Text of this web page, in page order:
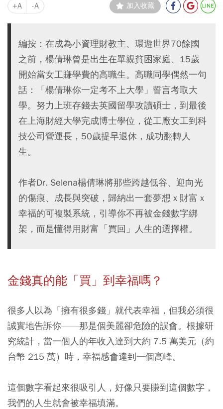
+A -A 加入收藏
編按：在成為小資理財教主、環遊世界70餘國
之前，楊倩琳曾是出生在單親貧困家庭、15歲
開始當女工賺學費的高職生。高職同學偶然一句
話：「楊倩琳你一定考不上大學」誓言考取大
學。努力上班存錢去英國留學攻讀碩士，到最後
在上海財經大學完成博士學位，從工廠女工到科
技公司營運長，50歲提早退休，成功翻轉人
生。
作者Dr. Selena楊倩琳將那些跨越低谷、迎向光
的傷痕、成長與突破，歸納出一套夢想ｘ財富ｘ
幸福的可複製系統，引導你不再被金錢數字綁
架，而是懂得用財富「買回」人生的選擇權。
金錢真的能「買」到幸福嗎？
很多人以為「擁有很多錢」就代表幸福，但我必須很
誠實地告訴你——那是個美麗卻危險的誤會。根據研
究統計， 當一個人的年收入達到大約 7.5 萬美元（約
台幣 215 萬）時，幸福感會達到一個高峰。
這個數字看起來很吸引人，好像只要賺到這個數字，
我們的人生就會被幸福填滿。